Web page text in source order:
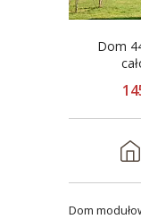
Dom
Dom